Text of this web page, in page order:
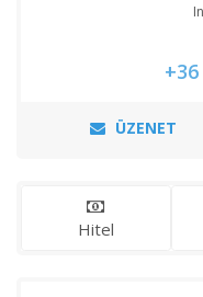
ÜZENET
Hitel